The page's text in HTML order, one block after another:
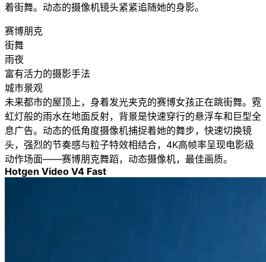
着街舞。动态的摄像机镜头紧紧追随她的身影。
赛博朋克
街舞
雨夜
富有活力的摄影手法
城市景观
未来都市的屋顶上，身着发光夹克的赛博女孩正在跳街舞。霓
虹灯般的雨水在地面反射，背景是快速穿行的悬浮车和巨型全
息广告。动态的低角度摄像机捕捉着她的舞步，快速切换镜
头，强烈的节奏感与粒子特效相结合，4K高帧率呈现电影级
动作场面——赛博朋克舞蹈，动态摄像机，最佳画质。
Hotgen Video V4 Fast